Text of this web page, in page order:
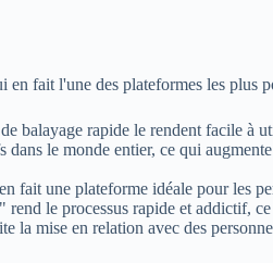
fait l'une des plateformes les plus
balayage rapide le rendent facile à
le monde entier, ce qui
fait une plateforme idéale pour les
le processus rapide et addictif,
la mise en relation avec des